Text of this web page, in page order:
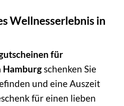
Wellnesserlebnis in
für
Hamburgschenken Sie
und eine Auszeit
für einen lieben